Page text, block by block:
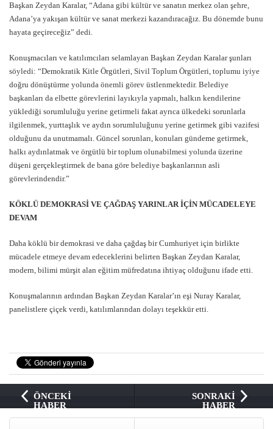
Başkan Zeydan Karalar, “Adana gibi kültür ve sanatın merkez olan şehre,
Adana’ya yakışan kültür ve sanat merkezi kazandıracağız. Bu dönemde bunu
hayata geçireceğiz” dedi.
Konuşmacıları ve katılımcıları selamlayan Başkan Zeydan Karalar şunları
söyledi: “Demokratik Kitle Örgütleri, Sivil Toplum Örgütleri, toplumu iyiye
doğru dönüştürme yolunda önemli görev üstlenmektedir. Belediye
başkanları da elbette görevlerini layıkıyla yapmalı, halkın kendilerine
yüklediği sorumluluğu yerine getirmeli fakat ayrıca ülkedeki sorunlarla
ilgilenmek, yurttaşlık ve aydın sorumluluğunu yerine getirmek gibi vazifesi
olduğunu da unutmamalı. Güncel sorunları, konuları gündeme getirmek,
halkı aydınlatmak ve örgütlü bir toplum olunabilmesi yolunda üzerine
düşeni gerçekleştirmek de bana göre belediye başkanlarının asli
görevlerindendir.”
KÖKLÜ DEMOKRASİ VE ÇAĞDAŞ YARINLAR İÇİN MÜCADELEYE
DEVAM
Daha köklü bir demokrasi ve daha çağdaş bir Cumhuriyet için birlikte
mücadele etmeye devam edeceklerini belirten Başkan Zeydan Karalar,
modern, bilimi mürşit alan eğitim müfredatına ihtiyaç olduğunu ifade etti.
Konuşmalarının ardından Başkan Zeydan Karalar’ın eşi Nuray Karalar,
panelistlere çiçek verdi, katılımlarından dolayı teşekkür etti.
ÖNCEKİ
HABER
SONRAKİ
HABER